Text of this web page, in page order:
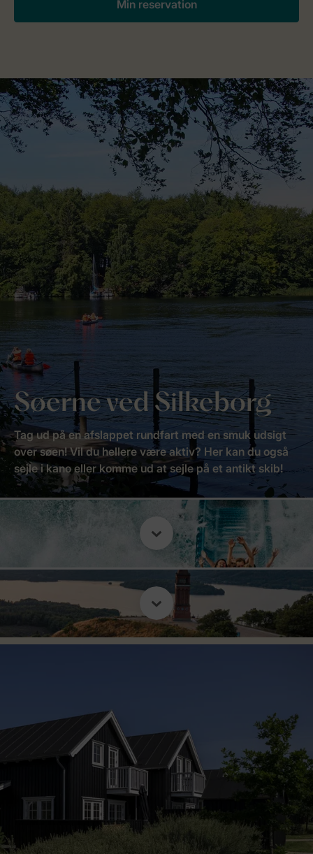
Min reservation
Søerne ved Silkeborg
Tag ud på en afslappet rundfart med en smuk udsigt
over søen! Vil du hellere være aktiv? Her kan du også
sejle i kano eller komme ud at sejle på et antikt skib!